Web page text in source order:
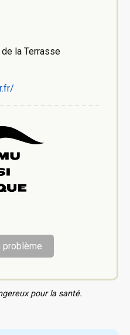
la Terrasse
problème
pour la santé.